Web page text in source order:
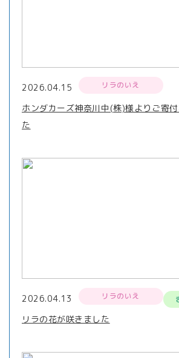
2026.04.15 リラのいえ
ホンダカーズ神奈川中(株)様よりご寄
た
2026.04.13 リラのいえ
リラの花が咲きました